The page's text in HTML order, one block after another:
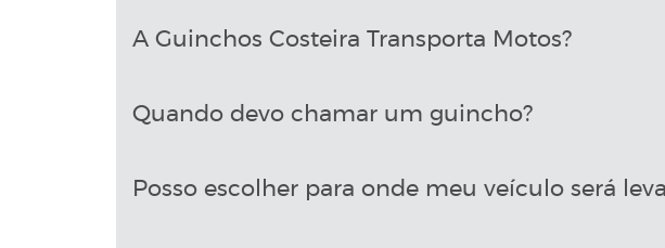
A Guinchos Costeira Transporta Motos?
Quando devo chamar um guincho?
Posso escolher para onde meu veículo será